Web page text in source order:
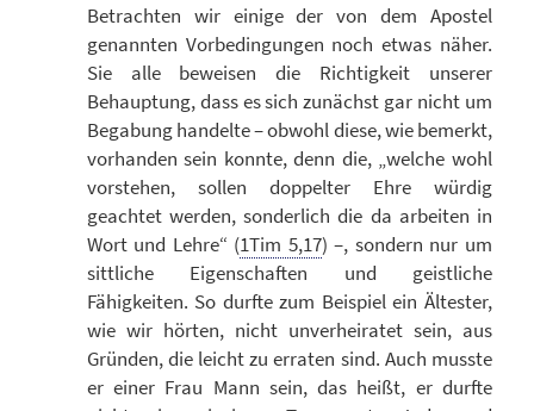
Betrachten wir einige der von dem Apostel
genannten Vorbedingungen noch etwas näher.
Sie alle beweisen die Richtigkeit unserer
Behauptung, dass es sich zunächst gar nicht um
Begabung handelte – obwohl diese, wie bemerkt,
vorhanden sein konnte, denn die, „welche wohl
vorstehen, sollen doppelter Ehre würdig
geachtet werden, sonderlich die da arbeiten in
Wort und Lehre“ (1Tim 5,17) –, sondern nur um
sittliche Eigenschaften und geistliche
Fähigkeiten. So durfte zum Beispiel ein Ältester,
wie wir hörten, nicht unverheiratet sein, aus
Gründen, die leicht zu erraten sind. Auch musste
er einer Frau Mann sein, das heißt, er durfte